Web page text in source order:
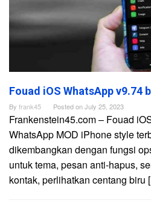
Fouad iOS WhatsApp v9.74
By frank45 Posted onJuly 25, 2023
Frankenstein45.com – Fouad
WhatsApp MOD iPhone style
dikembangkan dengan fungsi
untuk tema, pesan anti-hapus,
kontak, perlihatkan centang